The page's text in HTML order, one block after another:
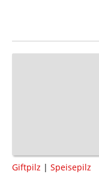
Giftpilz | Speisepilz